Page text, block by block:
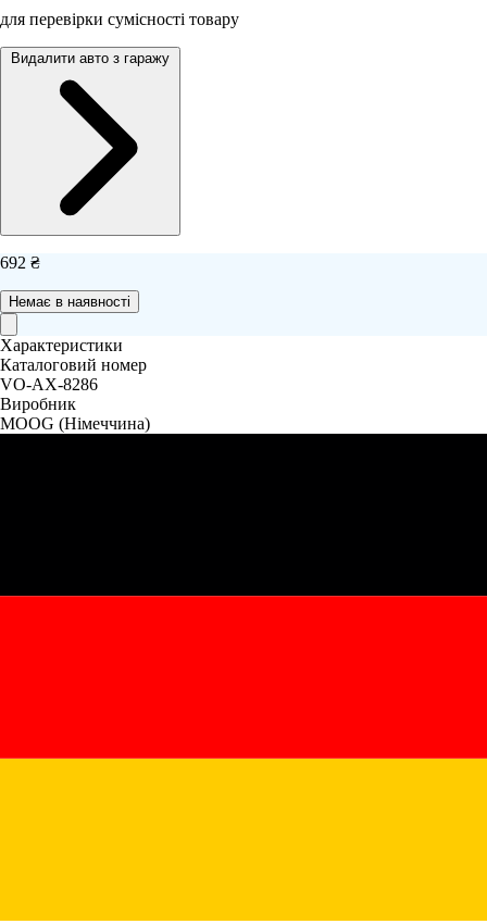
для перевірки сумісності товару
Видалити авто з гаражу
692 ₴
Немає в наявності
Характеристики
Каталоговий номер
VO-AX-8286
Виробник
MOOG (Німеччина)